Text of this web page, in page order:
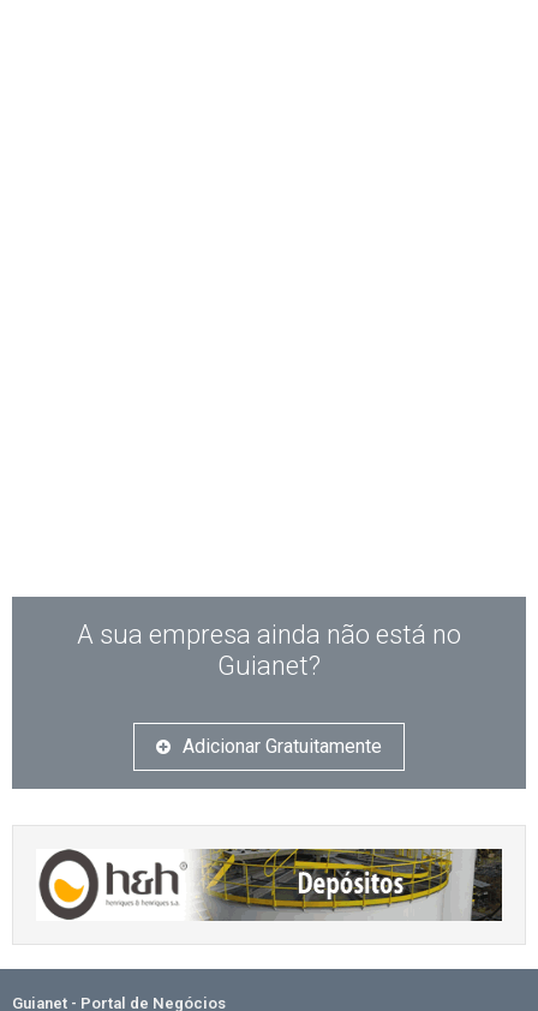
A sua empresa ainda não está no
Guianet?
Adicionar Gratuitamente
Guianet - Portal de Negócios